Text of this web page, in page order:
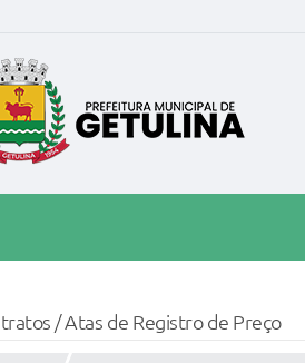
/ Atas de Registro de Preço